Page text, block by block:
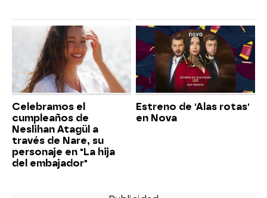
Celebramos el
cumpleaños de
Neslihan Atagül a
través de Nare, su
personaje en "La hija
del embajador"
Estreno de 'Alas rotas'
en Nova